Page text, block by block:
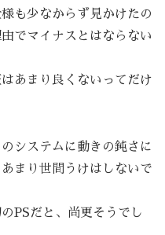
も少なからず見かけたの
でマイナスとはならない
あまり良くないってだけ
システムに動きの鈍さに
まり世間うけはしないで
PSだと、尚更そうでし